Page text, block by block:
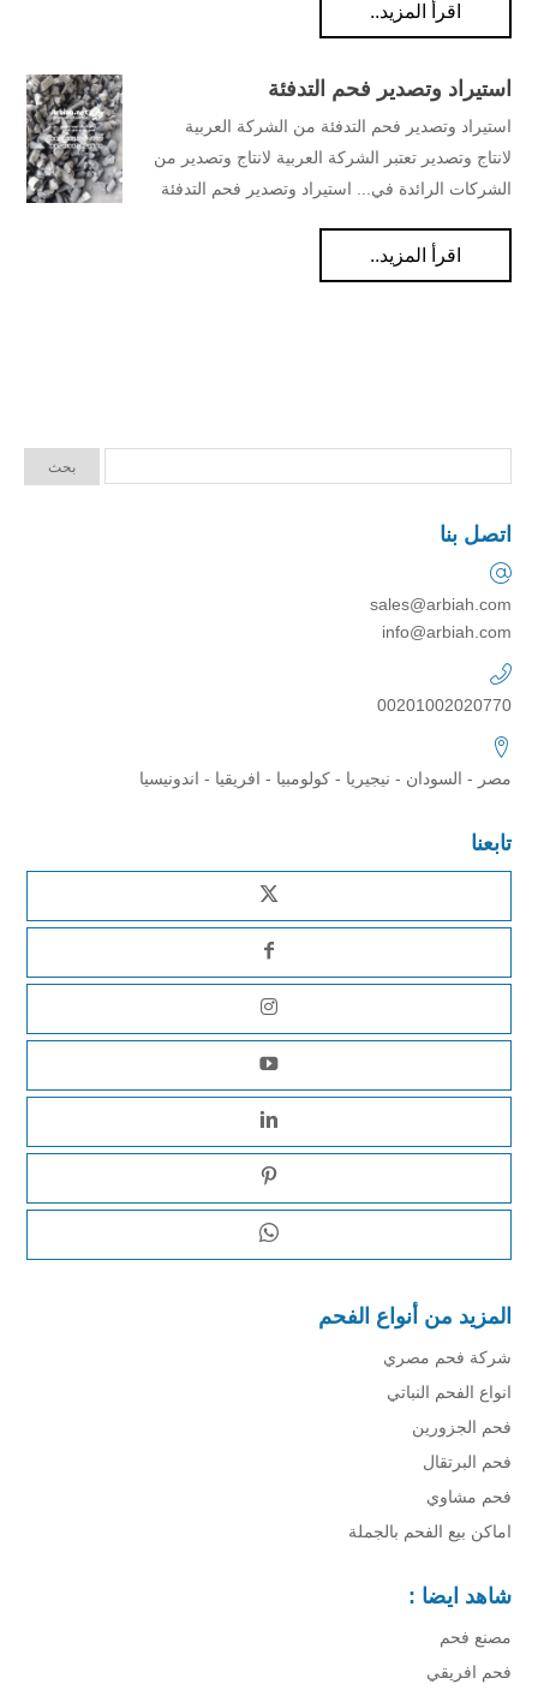
اقرأ المزيد..
استيراد وتصدير فحم التدفئة
استيراد وتصدير فحم التدفئة من الشركة العربية
لانتاج وتصدير تعتبر الشركة العربية لانتاج وتصدير من
الشركات الرائدة في... استيراد وتصدير فحم التدفئة
اقرأ المزيد..
اتصل بنا
sales@arbiah.com
info@arbiah.com
00201002020770
مصر - السودان - نيجيريا - كولومبيا - افريقيا - اندونيسيا
تابعنا
المزيد من أنواع الفحم
شركة فحم مصري
انواع الفحم النباتي
فحم الجزورين
فحم البرتقال
فحم مشاوي
اماكن بيع الفحم بالجملة
شاهد ايضا :
مصنع فحم
فحم افريقي